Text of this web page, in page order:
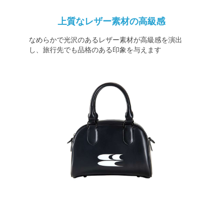
上質なレザー素材の高級感
なめらかで光沢のあるレザー素材が高級感を演出
し、旅行先でも品格のある印象を与えます